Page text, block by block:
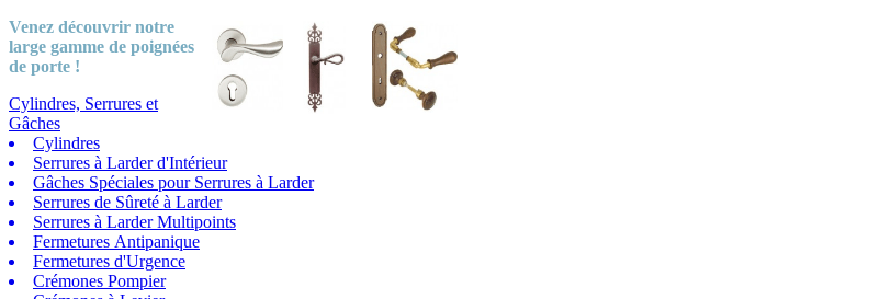
Venez découvrir notre
large gamme de poignées
de porte !
Cylindres, Serrures et
Gâches
Cylindres
Serrures à Larder d'Intérieur
Gâches Spéciales pour Serrures à Larder
Serrures de Sûreté à Larder
Serrures à Larder Multipoints
Fermetures Antipanique
Fermetures d'Urgence
Crémones Pompier